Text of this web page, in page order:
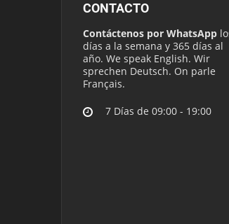
CONTACTO
Contáctenos por WhatsApp
días a la semana y 365 días al
año. We speak English. Wir
sprechen Deutsch. On parle
Français.
7 Días de 09:00 - 19:00